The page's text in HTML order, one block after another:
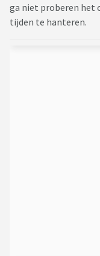
ga niet proberen het
tijden te hanteren.